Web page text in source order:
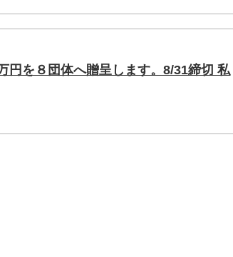
円を８団体へ贈呈します。8/31締切 私